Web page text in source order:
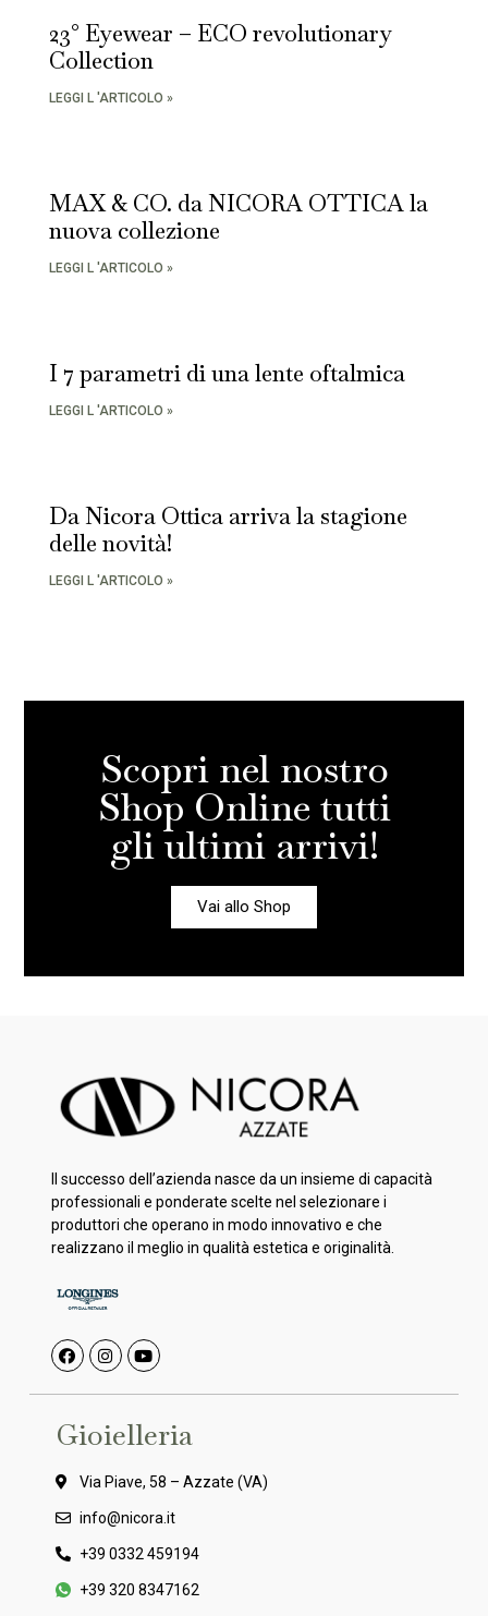
23° Eyewear – ECO revolutionary
Collection
LEGGI L 'ARTICOLO »
MAX & CO. da NICORA OTTICA la
nuova collezione
LEGGI L 'ARTICOLO »
I 7 parametri di una lente oftalmica
LEGGI L 'ARTICOLO »
Da Nicora Ottica arriva la stagione
delle novità!
LEGGI L 'ARTICOLO »
Scopri nel nostro
Shop Online tutti
gli ultimi arrivi!
Vai allo Shop
Il successo dell’azienda nasce da un insieme di capacità
professionali e ponderate scelte nel selezionare i
produttori che operano in modo innovativo e che
realizzano il meglio in qualità estetica e originalità.
Gioielleria
Via Piave, 58 – Azzate (VA)
info@nicora.it
+39 0332 459194
+39 320 8347162